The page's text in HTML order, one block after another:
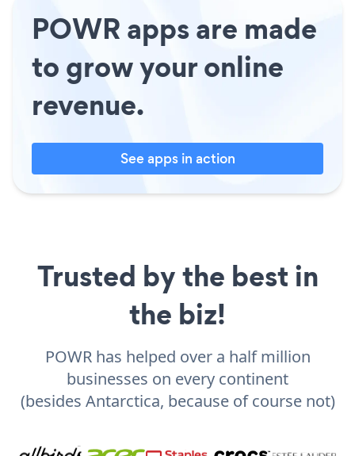
POWR apps are made
to grow your online
revenue.
See apps in action
Trusted by the best in
the biz!
POWR has helped over a half million
businesses on every continent
(besides Antarctica, because of course not)